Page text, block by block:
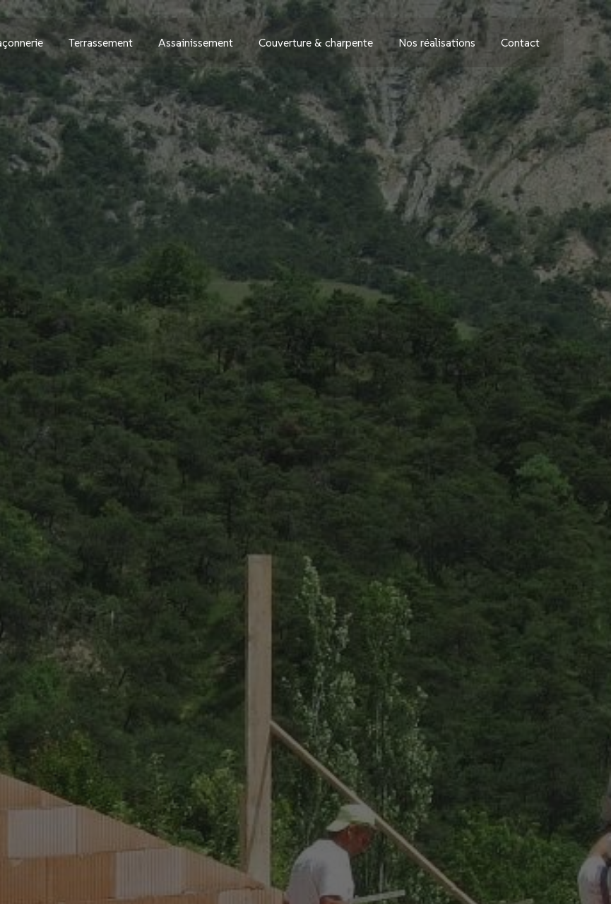
Terrassement Assainissement Couverture & charpente Nos réalisations Contact